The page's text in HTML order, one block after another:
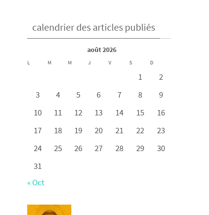
calendrier des articles publiés
août 2026
L M M J V S D
1
2
3
4 5 6 7 8
9
10
11 12 13 14 15
16
17
18 19 20 21 22
23
24
25 26 27 28 29
30
31
« Oct